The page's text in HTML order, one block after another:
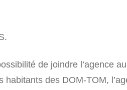
de joindre l’agence
habitants des DOM-TOM,